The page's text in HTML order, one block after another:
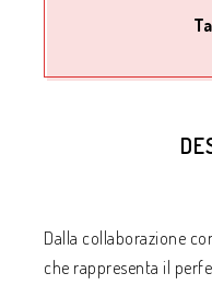
Dalla collaborazione
che rappresenta il